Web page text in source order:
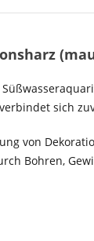
sich
von
Bohren,